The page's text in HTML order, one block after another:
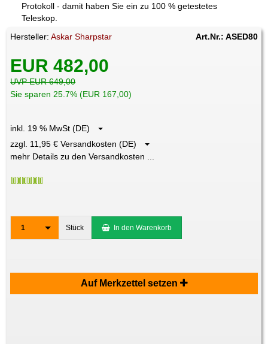
Protokoll - damit haben Sie ein zu 100 % getestetes
Teleskop.
Hersteller:Askar Sharpstar Art.Nr.: ASED80
EUR 482,00
UVP EUR 649,00
Sie sparen 25.7% (EUR 167,00)
inkl. 19 % MwSt (DE)
zzgl. 11,95 € Versandkosten (DE)
mehr Details zu den Versandkosten ...
1 Stück In den Warenkorb
Auf Merkzettel setzen